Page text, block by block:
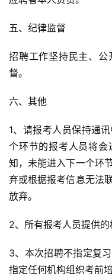
五、纪律监督
招聘工作坚持民主、
督。
六、其他
1、请报考人员保持通
个环节的报考人员将
知，未能进入下一个环
弃或根据报考信息无法
放弃。
2、所有报考人员提供的
3、本次招聘不指定复
指定任何机构组织考前培